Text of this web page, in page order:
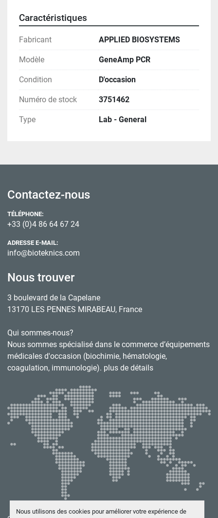
Nous utilisons des cookies pour améliorer votre expérience de
Caractéristiques
Fabricant APPLIED BIOSYSTEMS
Modèle GeneAmp PCR
Condition D'occasion
Numéro de stock 3751462
Type Lab - General
Contactez-nous
TÉLÉPHONE:
+33 (0)4 86 64 67 24
ADRESSE E-MAIL:
info@bioteknics.com
Nous trouver
3 boulevard de la Capelane
13170 LES PENNES MIRABEAU, France
Qui sommes-nous?
Nous sommes spécialisé dans le commerce d’équipements
médicales d'occasion (biochimie, hématologie,
coagulation, immunologie). plus de détails